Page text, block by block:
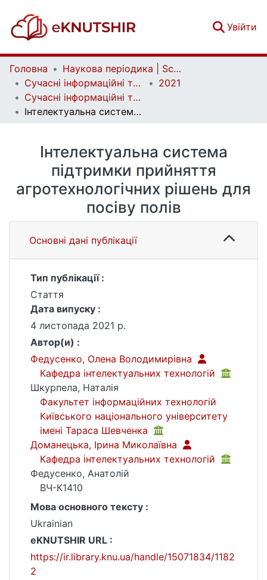
Увійти
Головна
Наукова періодика | Scientific periodicals
Сучасні інформаційні технології | Advanced Information Technology
2021
Сучасні інформаційні технології №1(1)
Інтелектуальна система підтримки прийняття агротехнологічних рішень для посіву полів
Інтелектуальна система
підтримки прийняття
агротехнологічних рішень для
посіву полів
Основні дані публікації
Тип публікації :
Стаття
Дата випуску :
4 листопада 2021 р.
Автор(и) :
Федусенко, Олена Володимирівна
Кафедра інтелектуальних технологій
Шкурпела, Наталія
Факультет інформаційних технологій
Київського національного університету
імені Тараса Шевченка
Доманецька, Ірина Миколаївна
Кафедра інтелектуальних технологій
Федусенко, Анатолій
ВЧ-К1410
Мова основного тексту :
Ukrainian
eKNUTSHIR URL :
https://ir.library.knu.ua/handle/15071834/1182
2